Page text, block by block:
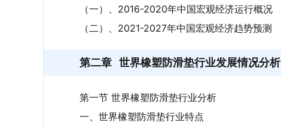
（一）、2016-2020年中国宏观经济运行概况
（二）、2021-2027年中国宏观经济趋势预测
第二章 世界橡塑防滑垫行业发展情况分析
第一节 世界橡塑防滑垫行业分析
一、世界橡塑防滑垫行业特点